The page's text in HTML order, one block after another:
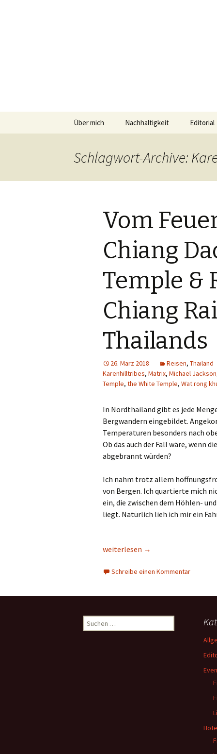
Springe
Über mich Nachhaltigkeit Editorial
Schlagwort-Archive:
Vom
Chiang
Temple &
Chiang
Thailands
26. März 2018 Reisen, Thailand
Karenhilltribes, Matrix, Michael Jackson
Temple, the White Temple, Wat rong
In Nordthailand gibt es jede
Bergwandern eingebildet.
Temperaturen besonders nach
Ob das auch der Fall wäre, wenn
abgebrannt würden?
Ich nahm trotz allem
von Bergen. Ich quartierte mich
ein, die zwischen dem Höhlen-
liegt. Natürlich lieh ich mir ein
Vom Feuer-Dunst in Chiang
weiterlesen →
Schreibe einen Kommentar
Suchen
nach: